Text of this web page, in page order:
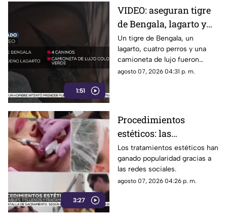
1:51
VIDEO: aseguran tigre
de Bengala, lagarto y
perros exóticos durante
cateo en Ciudad Juárez
Un tigre de Bengala, un
lagarto, cuatro perros y una
camioneta de lujo fueron
asegurados durante un
agosto 07, 2026 04:31 p. m.
3:27
Procedimientos
estéticos: las
recomendaciones antes
de aplicar rellenos o
láser
Los tratamientos estéticos han
ganado popularidad gracias a
las redes sociales.
agosto 07, 2026 04:26 p. m.